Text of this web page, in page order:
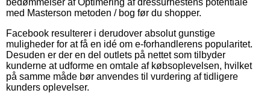
med Masterson metoden / bog før du shopper.
Facebook resulterer i derudover absolut gunstige
muligheder for at få en idé om e-forhandlerens popularitet.
Desuden er der en del outlets på nettet som tilbyder
kunderne at udforme en omtale af købsoplevelsen, hvilket
på samme måde bør anvendes til vurdering af tidligere
kunders oplevelser.